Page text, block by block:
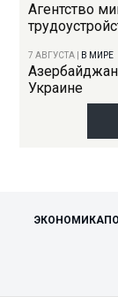
Агентство
7 АВГУСТА В МИРЕ
Азербайджан
Украине
ЭКОНОМИКА